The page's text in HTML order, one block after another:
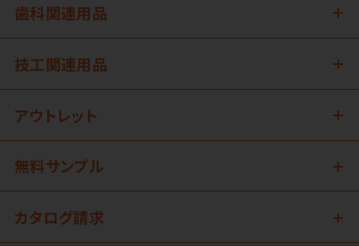
歯科関連用品
技工関連用品
アウトレット
無料サンプル
カタログ請求